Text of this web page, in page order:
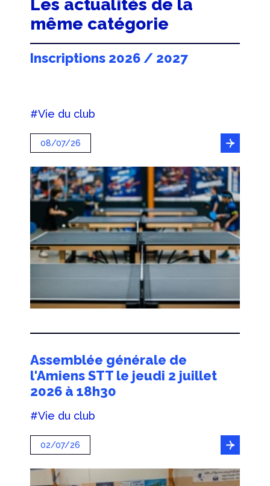
Les actualités de la
même catégorie
Inscriptions 2026 / 2027
#Vie du club
08/07/26
Assemblée générale de
l'Amiens STT le jeudi 2 juillet
2026 à 18h30
#Vie du club
02/07/26